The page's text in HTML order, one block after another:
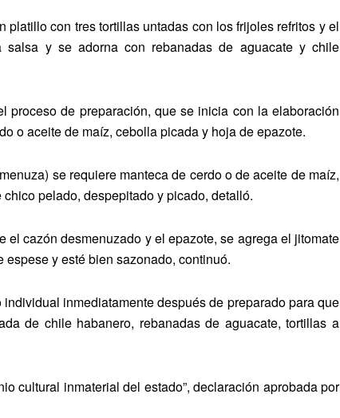
platillo con tres tortillas untadas con los frijoles refritos y el
y se adorna con rebanadas de aguacate y chile
proceso de preparación, que se inicia con la elaboración
o aceite de maíz, cebolla picada y hoja de epazote.
se requiere manteca de cerdo o de aceite de maíz,
pelado, despepitado y picado, detalló.
el cazón desmenuzado y el epazote, se agrega el jitomate
y esté bien sazonado, continuó.
inmediatamente después de preparado para que
de chile habanero, rebanadas de aguacate, tortillas a
cultural inmaterial del estado”, declaración aprobada por